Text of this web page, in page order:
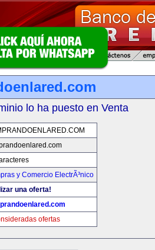
lo ha puesto en Venta
y Comercio ElectrÃ³nico
una oferta!
ofertas